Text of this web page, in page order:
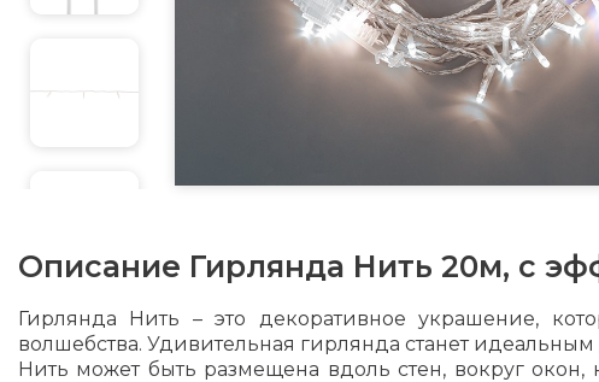
Описание Гирлянда Нить 20м, с
Гирлянда Нить – это декоративное украшение,
волшебства. Удивительная гирлянда станет
Нить может быть размещена вдоль стен, вокруг